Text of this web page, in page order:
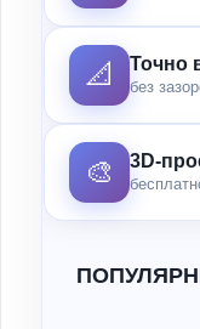
📐 Точно
без
🎨 3D-